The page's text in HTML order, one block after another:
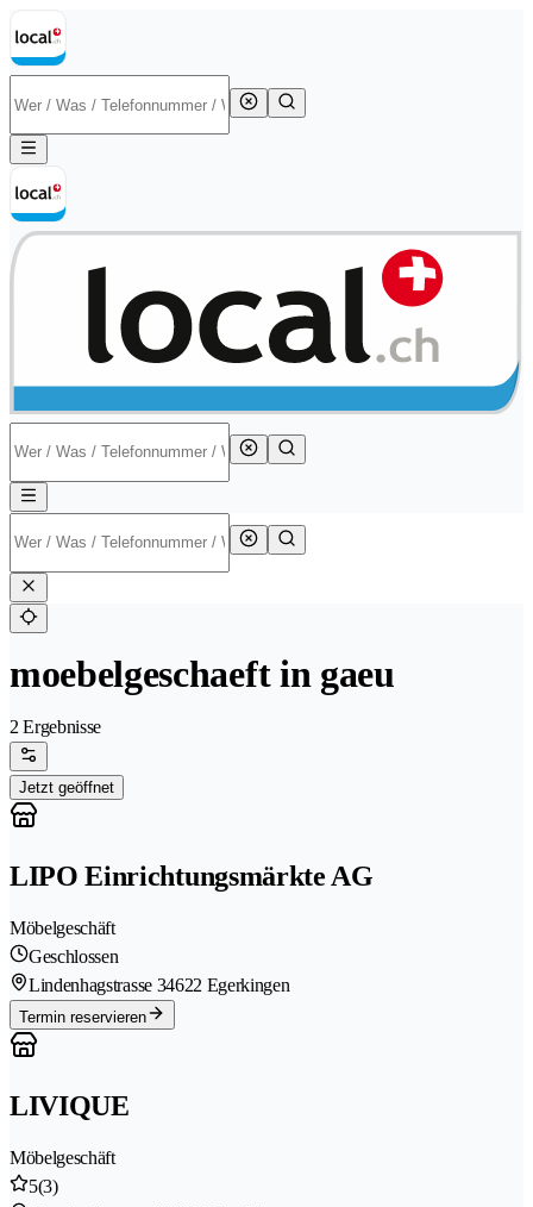
moebelgeschaeft in gaeu
2 Ergebnisse
Jetzt geöffnet
LIPO Einrichtungsmärkte AG
Möbelgeschäft
Geschlossen
Lindenhagstrasse 34622 Egerkingen
Termin reservieren
LIVIQUE
Möbelgeschäft
5(3)